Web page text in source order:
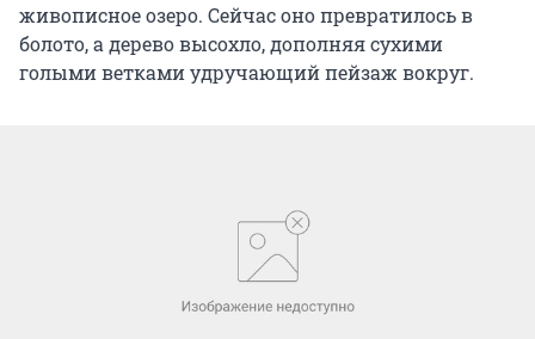
живописное озеро. Сейчас оно превратилось в
болото, а дерево высохло, дополняя сухими
голыми ветками удручающий пейзаж вокруг.